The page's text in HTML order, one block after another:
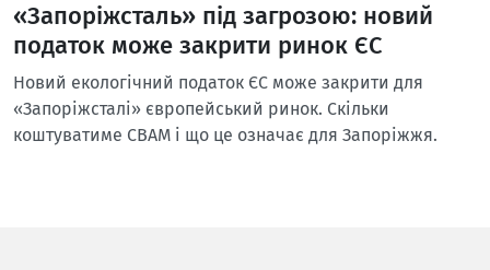
«Запоріжсталь» під загрозою: новий
податок може закрити ринок ЄС
Новий екологічний податок ЄС може закрити для
«Запоріжсталі» європейський ринок. Скільки
коштуватиме CBAM і що це означає для Запоріжжя.